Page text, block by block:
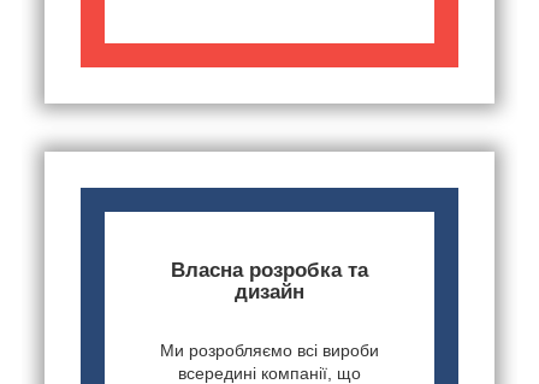
Власна розробка та
дизайн
Ми розробляємо всі вироби
всередині компанії, що